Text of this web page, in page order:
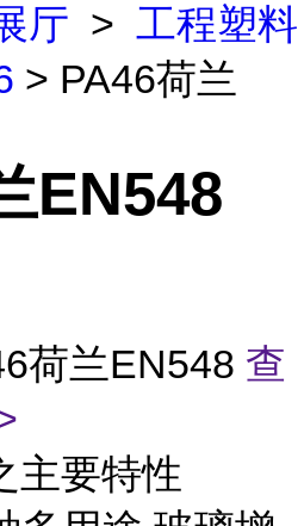
厅 > 工程塑料
> PA46荷兰
EN548
荷兰EN548 查
主要特性